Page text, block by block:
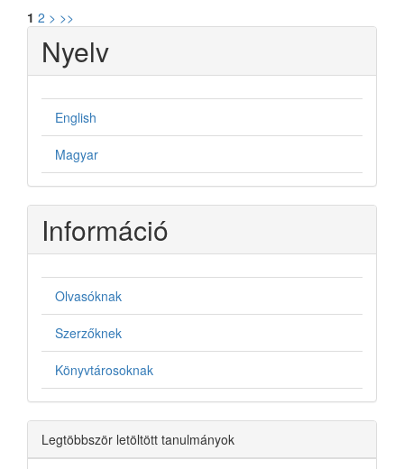
1 2 > >>
Nyelv
English
Magyar
Információ
Olvasóknak
Szerzőknek
Könyvtárosoknak
Legtöbbször letöltött tanulmányok